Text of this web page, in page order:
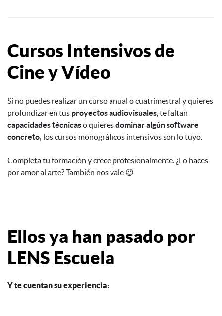
Cursos Intensivos de
Cine y Vídeo
Si no puedes realizar un curso anual o cuatrimestral y quieres
profundizar en tus proyectos audiovisuales , te faltan
capacidades técnicaso quieresdominar algún software
concreto, los cursos monográficos intensivos son lo tuyo.
Completa tu formación y crece profesionalmente. ¿Lo haces
por amor al arte? También nos vale 😉
Ellos ya han pasado por
LENS Escuela
Y te cuentan su experiencia: